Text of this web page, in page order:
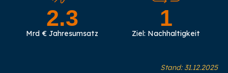
Mrd € Jahresumsatz
2.3
Ziel: Nachhaltigkeit
1
Stand: 31.12.2025